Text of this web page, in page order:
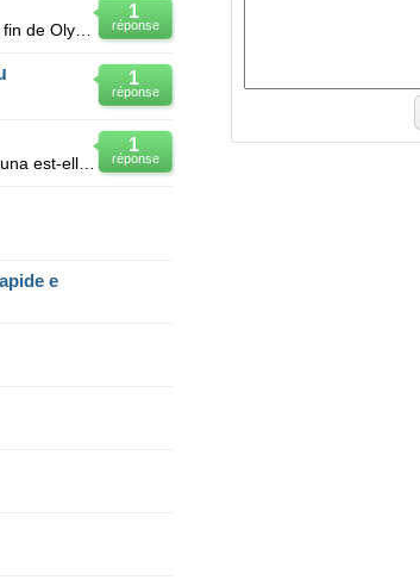
1
réponse
Quels sont les personnages principaux du roman un piège sans fin de Olympe Bhêly QUENUM
1
réponse
1
réponse
Dans un piège sans fin de Olympe Bhêly Quenum, la vie de Ahouna est-elle un piège sans fin .
e